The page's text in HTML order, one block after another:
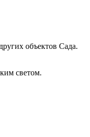
объектов Сада.
светом.